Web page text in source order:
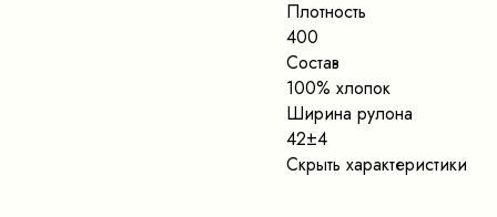
Плотность
400
Состав
100% хлопок
Ширина рулона
42±4
Скрыть характеристики